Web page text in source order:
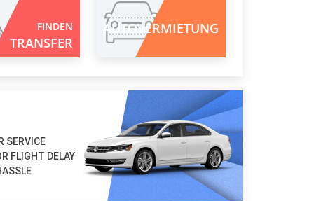
FINDEN
TRANSFER
AUTOVERMIETUNG
SERVICE
FLIGHT DELAY